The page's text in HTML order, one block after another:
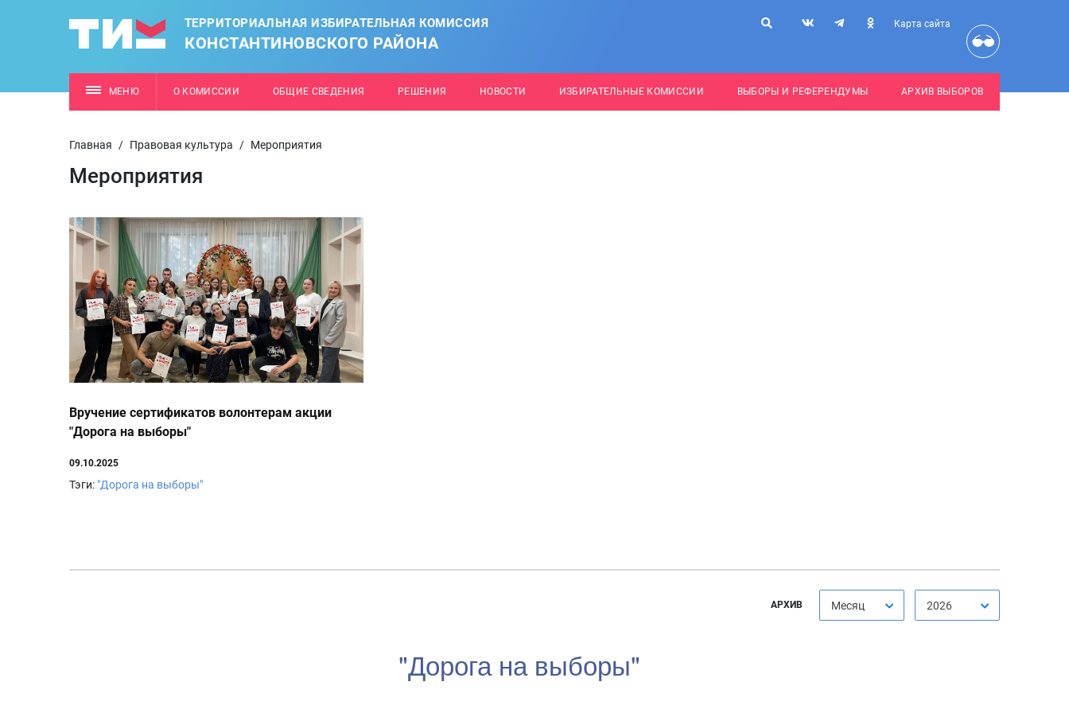
ТЕРРИТОРИАЛЬНАЯ ИЗБИРАТЕЛЬНАЯ КОМИССИЯ
КОНСТАНТИНОВСКОГО РАЙОНА
Карта сайта
МЕНЮ О КОМИССИИ ОБЩИЕ СВЕДЕНИЯ РЕШЕНИЯ НОВОСТИ ИЗБИРАТЕЛЬНЫЕ КОМИССИИ ВЫБОРЫ И РЕФЕРЕНДУМЫ АРХИВ ВЫБОРОВ
Главная / Правовая культура / Мероприятия
Мероприятия
Вручение сертификатов волонтерам акции
"Дорога на выборы"
09.10.2025
Тэги: "Дорога на выборы"
АРХИВ Месяц 2026
"Дорога на выборы"